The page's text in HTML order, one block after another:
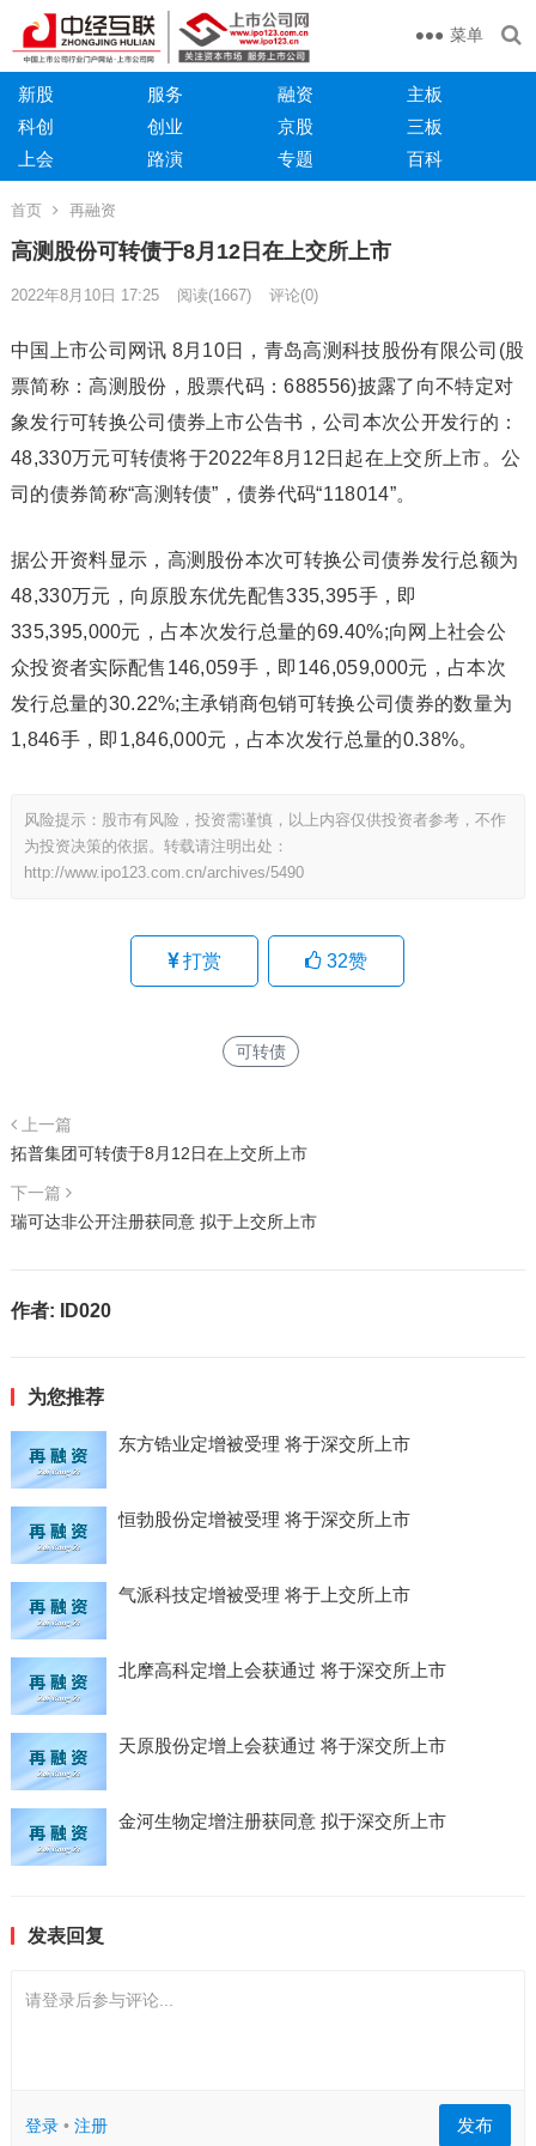
菜单
新股 服务 融资
主板
科创
创业 京股
三板
上会
路演 专题 百科
首页 再融资
高测股份可转债于8月12日在上交所上市
2022年8月10日 17:25 阅读(1667) 评论(0)
中国上市公司网讯 8月10日，青岛高测科技股份有限公司(股
票简称：高测股份，股票代码：688556)披露了向不特定对
象发行可转换公司债券上市公告书，公司本次公开发行的：
48,330万元可转债将于2022年8月12日起在上交所上市。公
司的债券简称“高测转债”，债券代码“118014”。
据公开资料显示，高测股份本次可转换公司债券发行总额为
48,330万元，向原股东优先配售335,395手，即
335,395,000元，占本次发行总量的69.40%;向网上社会公
众投资者实际配售146,059手，即146,059,000元，占本次
发行总量的30.22%;主承销商包销可转换公司债券的数量为
1,846手，即1,846,000元，占本次发行总量的0.38%。
风险提示：股市有风险，投资需谨慎，以上内容仅供投资者参考，不作
为投资决策的依据。转载请注明出处：
http://www.ipo123.com.cn/archives/5490
打赏 32赞
可转债
上一篇
拓普集团可转债于8月12日在上交所上市
下一篇
瑞可达非公开注册获同意 拟于上交所上市
作者: ID020
为您推荐
东方锆业定增被受理 将于深交所上市
恒勃股份定增被受理 将于深交所上市
气派科技定增被受理 将于上交所上市
北摩高科定增上会获通过 将于深交所上市
天原股份定增上会获通过 将于深交所上市
金河生物定增注册获同意 拟于深交所上市
发表回复
请登录后参与评论...
登录• 注册 发布